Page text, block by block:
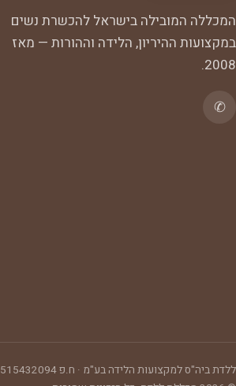
המכללה המובילה בישראל להכשרת נשים
במקצועות ההיריון, הלידה וההורות — מאז
2008.
✆
ללדת ביה"ס למקצועות הלידה בע"מ · ח.פ515432094